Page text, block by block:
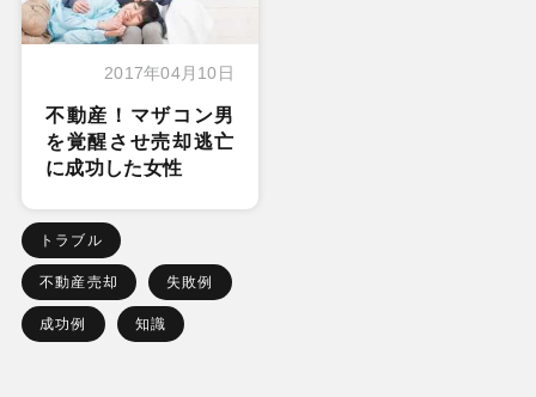
2017年04月10日
不動産！マザコン男
を覚醒させ売却逃亡
に成功した女性
トラブル
不動産売却 失敗例
成功例 知識